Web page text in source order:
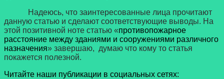
Надеюсь, что заинтересованные лица прочитают
данную статью и сделают соответствующие выводы. На
этой позитивной ноте статью «противопожарное
расстояние между зданиями и сооружениями различного
назначения» завершаю, думаю что кому то статья
покажется полезной.
Читайте наши публикации в социальных сетях: